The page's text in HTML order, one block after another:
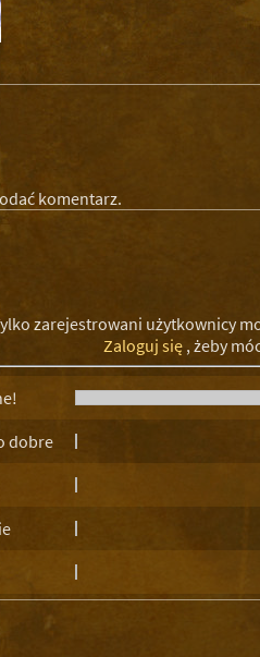
komentarz.
zarejestrowani użytkownicy
Zaloguj się , żeby
dobre